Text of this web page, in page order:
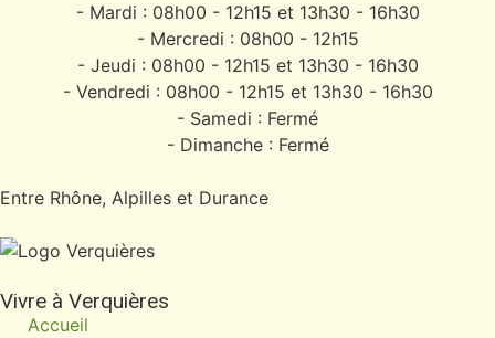
- Mardi : 08h00 - 12h15 et 13h30 - 16h30
- Mercredi : 08h00 - 12h15
- Jeudi : 08h00 - 12h15 et 13h30 - 16h30
- Vendredi : 08h00 - 12h15 et 13h30 - 16h30
- Samedi : Fermé
- Dimanche : Fermé
Entre Rhône, Alpilles et Durance
Vivre à Verquières
Accueil